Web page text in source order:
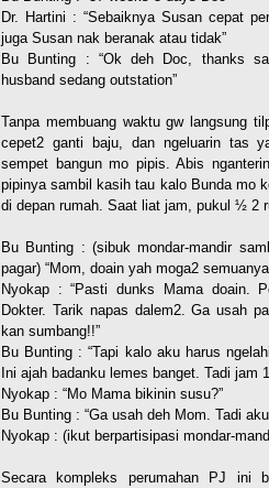
Dr. Hartini : “Sebaiknya Susan cepat
juga Susan nak beranak atau tidak”
Bu Bunting : “Ok deh Doc, thanks
husband sedang outstation”
Tanpa membuang waktu gw langsung
cepet2 ganti baju, dan ngeluarin tas
sempet bangun mo pipis. Abis
pipinya sambil kasih tau kalo Bunda mo
di depan rumah. Saat liat jam, pukul ½ 2
Bu Bunting : (sibuk mondar-mandir
pagar) “Mom, doain yah moga2
Nyokap : “Pasti dunks Mama doain.
Dokter. Tarik napas dalem2. Ga usah
kan sumbang!!”
Bu Bunting : “Tapi kalo aku harus
Ini ajah badanku lemes banget. Tadi jam
Nyokap : “Mo Mama bikinin susu?”
Bu Bunting : “Ga usah deh Mom. Tadi
Nyokap : (ikut berpartisipasi mondar-
Secara kompleks perumahan PJ ini